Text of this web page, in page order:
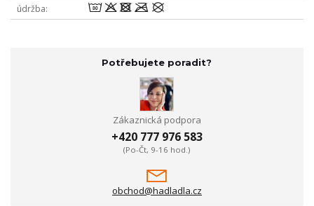
údržba wodmU
Potřebujete poradit?
Zákaznická podpora
+420 777 976 583
(Po-Čt, 9-16 hod.)
obchod@hadladla.cz